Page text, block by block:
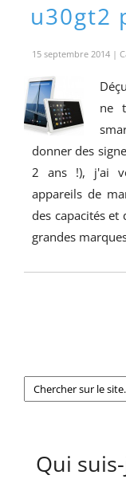
u30gt2
15 septembre 2014 |
ne
donner des
2 ans !), j'ai
appareils de
des capacités et
grandes
Qui